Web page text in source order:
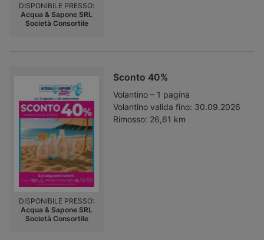
DISPONIBILE PRESSO:
Acqua & Sapone SRL
Società Consortile
Sconto 40%
Volantino – 1 pagina
Volantino valida fino: 30.09.2026
Rimosso: 26,61 km
DISPONIBILE PRESSO:
Acqua & Sapone SRL
Società Consortile